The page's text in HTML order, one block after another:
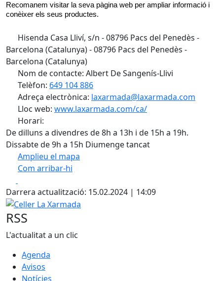
Recomanem visitar la seva pàgina web per ampliar informació i
conèixer els seus productes.
Hisenda Casa Lliví, s/n - 08796 Pacs del Penedès -
Barcelona (Catalunya) - 08796 Pacs del Penedès -
Barcelona (Catalunya)
Nom de contacte: Albert De Sangenís-Llivi
Telèfon: 649 104 886
Adreça electrònica: laxarmada@laxarmada.com
Lloc web: www.laxarmada.com/ca/
Horari:
De dilluns a divendres de 8h a 13h i de 15h a 19h.
Dissabte de 9h a 15h Diumenge tancat
Amplieu el mapa
Com arribar-hi
+
−
Darrera actualització: 15.02.2024 | 14:09
Celler La Xarmada
RSS
L'actualitat a un clic
Agenda
Avisos
Notícies